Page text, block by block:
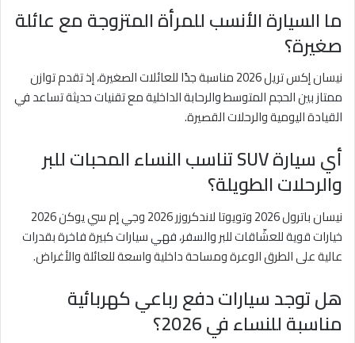
ما السيارة الأنسب للمرأة المتزوجة مع عائلة
صغيرة؟
نيسان إكس تريل 2026 مناسبة جدًا للعائلات الصغيرة، إذ تقدم توازن
ممتاز بين الحجم المتوسط والرحابة الداخلية مع تقنيات حديثة تساعد في
القيادة اليومية والرحلات القصيرة.
أي سيارة SUV تناسب النساء المحبات للبر
والرحلات الطويلة؟
نيسان باترول 2026 وتويوتا لاندكروزر 2026 وجي إم سي يوكن 2026
خيارات قوية للعشّاقات للبر والسفر، فهي سيارات كبيرة فاخرة بقدرات
عالية على الطرق الوعرة ومساحة داخلية واسعة للعائلة والأغراض.
هل توجد سيارات دفع رباعي كهربائية
مناسبة للنساء في 2026؟